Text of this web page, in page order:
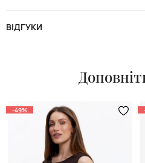
ВІДГУКИ
-49%